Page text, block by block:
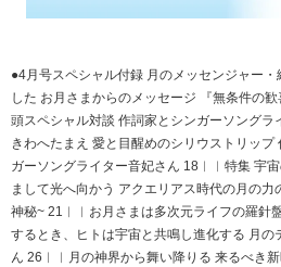
●4月号スペシャル付録 月のメッセンジャー
した お月さまからのメッセージ 『無条件の
頭スペシャル対談 作詞家とシンガーソングラ
きわへたまえ 愛と目醒めのシリウストリップ
ガーソングライター音妃さん 18︱︱特集 宇
まして光へ向かう アクエリアス時代の月の
神秘~ 21︱︱お月さまは多次元ライフの羅針
するとき、ヒトは宇宙と共鳴し進化する 月の
ん 26︱︱月の神界から舞い降りる 来るべき